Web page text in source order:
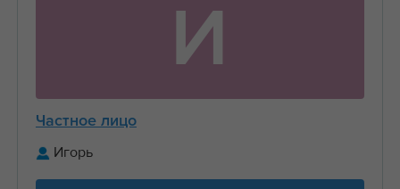
И
Частное лицо
Игорь